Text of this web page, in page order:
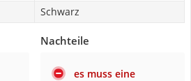
Schwarz
Nachteile
es muss eine